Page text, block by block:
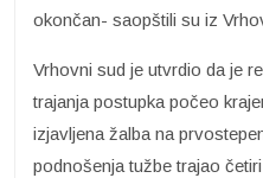
okončan- saopštili su iz
Vrhovni sud je utvrdio da je
trajanja postupka počeo
izjavljena žalba na
podnošenja tužbe trajao